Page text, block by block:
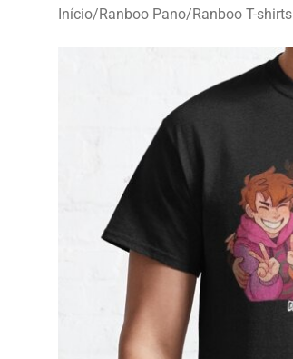
Início/Ranboo Pano/Ranboo T-shirts